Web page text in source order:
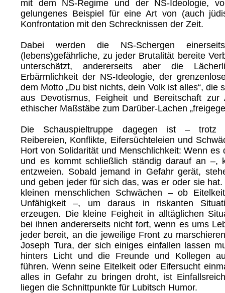
mit dem NS-Regime und der NS-Ideologie,
gelungenes Beispiel für eine Art von (auch
Konfrontation mit den Schrecknissen der Zeit.
Dabei werden die NS-Schergen
(lebens)gefährliche, zu jeder Brutalität bereite
unterschätzt, andererseits aber die
Erbärmlichkeit der NS-Ideologie, der
dem Motto „Du bist nichts, dein Volk ist alles“, die
aus Devotismus, Feigheit und Bereitschaft zur
ethischer Maßstäbe zum Darüber-Lachen
Die Schauspieltruppe dagegen ist – trotz
Reibereien, Konflikte, Eifersüchteleien und
Hort von Solidarität und Menschlichkeit: Wenn es
und es kommt schließlich ständig darauf an –,
entzweien. Sobald jemand in Gefahr gerät,
und geben jeder für sich das, was er oder sie
kleinen menschlichen Schwächen – ob
Unfähigkeit –, um daraus in riskanten
erzeugen. Die kleine Feigheit in alltäglichen
bei ihnen andererseits nicht fort, wenn es ums
jeder bereit, an die jeweilige Front zu
Joseph Tura, der sich einiges einfallen lassen
hinters Licht und die Freunde und Kollegen
führen. Wenn seine Eitelkeit oder Eifersucht
alles in Gefahr zu bringen droht, ist
liegen die Schnittpunkte für Lubitsch Humor.